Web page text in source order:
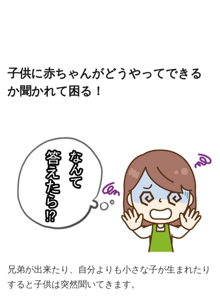
子供に赤ちゃんがどうやってできる
か聞かれて困る！
兄弟が出来たり、自分よりも小さな子が生まれたり
すると子供は突然聞いてきます。